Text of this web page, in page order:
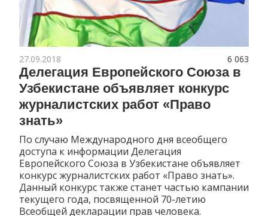
6 063
27.09.2018
Делегация Европейского Союза в
Узбекистане объявляет конкурс
журналистских работ «Право
знать»
По случаю Международного дня всеобщего
доступа к информации Делегация
Европейского Союза в Узбекистане объявляет
конкурс журналистских работ «Право знать».
Данный конкурс также станет частью кампании
текущего года, посвященной 70-летию
Всеобщей декларации прав человека.